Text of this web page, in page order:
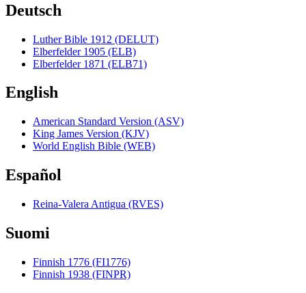
Deutsch
Luther Bible 1912 (DELUT)
Elberfelder 1905 (ELB)
Elberfelder 1871 (ELB71)
English
American Standard Version (ASV)
King James Version (KJV)
World English Bible (WEB)
Español
Reina-Valera Antigua (RVES)
Suomi
Finnish 1776 (FI1776)
Finnish 1938 (FINPR)